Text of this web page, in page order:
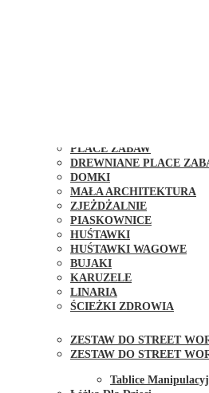
PLACE ZABAW
DREWNIANE PLACE
DOMKI
MAŁA ARCHITEKTURA
ZJEŻDŻALNIE
PIASKOWNICE
HUŚTAWKI
HUŚTAWKI WAGOWE
BUJAKI
KARUZELE
LINARIA
ŚCIEŻKI ZDROWIA
ZESTAW DO STREET
ZESTAW DO STREET
Tablice